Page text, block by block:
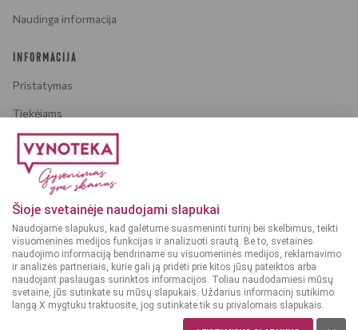
Šioje svetainėje naudojami slapukai
Naudojame slapukus, kad galėtume suasmeninti turinį bei skelbimus, teikti
visuomeninės medijos funkcijas ir analizuoti srautą. Be to, svetainės
naudojimo informaciją bendriname su visuomeninės medijos, reklamavimo
ir analizės partneriais, kurie gali ją pridėti prie kitos jūsų pateiktos arba
naudojant paslaugas surinktos informacijos. Toliau naudodamiesi mūsų
svetaine, jūs sutinkate su mūsų slapukais. Uždarius informacinį sutikimo
langą X mygtuku traktuosite, jog sutinkate tik su privalomais slapukais.
Naudinga informacija
INFORMACIJA
Pristatymas
Tiekėjams
Karjera
Dažniausiai užduodami klausimai
Dėmesio!
Alkoholinius gėrimus gali įsigyti tik asmenys,
kuriems yra ne mažiau kaip 20 metų.